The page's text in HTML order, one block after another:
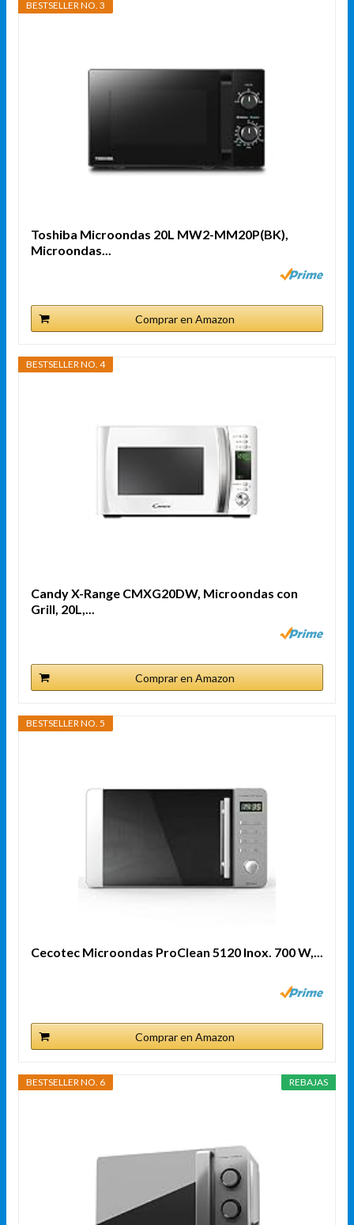
BESTSELLER NO. 3
Toshiba Microondas 20L MW2-MM20P(BK),
Microondas...
Comprar en Amazon
BESTSELLER NO. 4
Candy X-Range CMXG20DW, Microondas con
Grill, 20L,...
Comprar en Amazon
BESTSELLER NO. 5
Cecotec Microondas ProClean 5120 Inox. 700 W,...
Comprar en Amazon
REBAJAS
BESTSELLER NO. 6